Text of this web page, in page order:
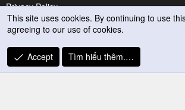
Privacy Policy
Trợ giúp
R
S
This site uses cookies. By continuing to use
agreeing to our use of cookies.
Accept Tìm hiểu thêm.…